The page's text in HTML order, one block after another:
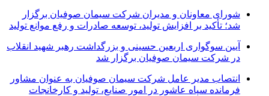
شورای معاونان و مدیران شرکت سیمان صوفیان برگزار
شد؛ تأکید بر افزایش تولید، توسعه صادرات و رفع موانع تولید
آیین سوگواری اربعین حسینی و بزرگداشت رهبر شهید انقلاب
در شرکت سیمان صوفیان برگزار شد
انتصاب مدیر عامل شرکت سیمان صوفیان به عنوان مشاور
فرمانده سپاه عاشور در امور صنایع، تولید و کارخانجات